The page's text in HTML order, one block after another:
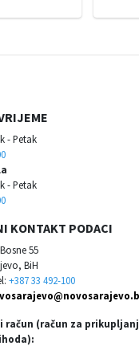
- Petak
- Petak
KONTAKT PODACI
55
BiH
+387 33 492-100
račun (račun za